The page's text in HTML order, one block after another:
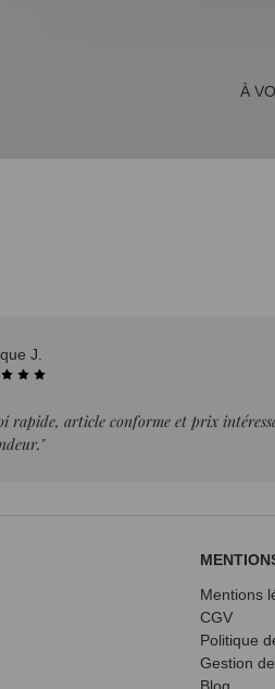
À
J.
rapide, article conforme et prix
Mentions
CGV
Politique
Gestion